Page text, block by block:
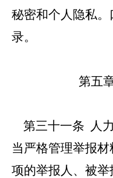
秘密和个人隐私
录。
第五
第三十一条 人
当严格管理举报
项的举报人、被